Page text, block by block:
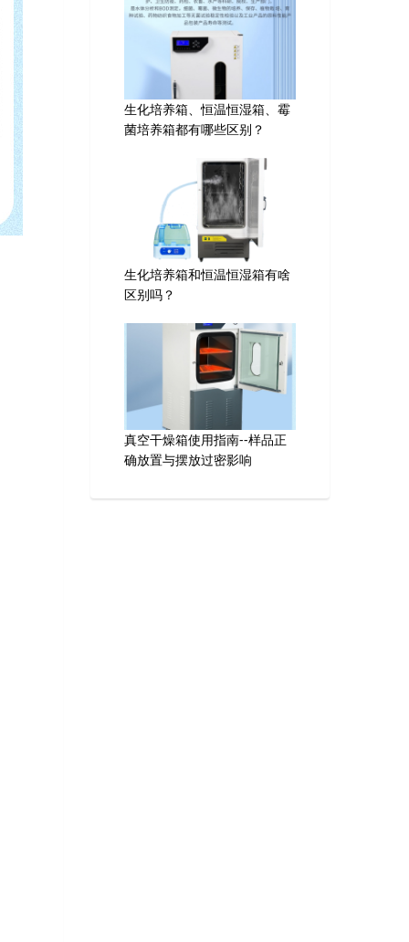
生化培养箱、恒温恒湿箱、霉
菌培养箱都有哪些区别？
生化培养箱和恒温恒湿箱有啥
区别吗？
真空干燥箱使用指南--样品正
确放置与摆放过密影响